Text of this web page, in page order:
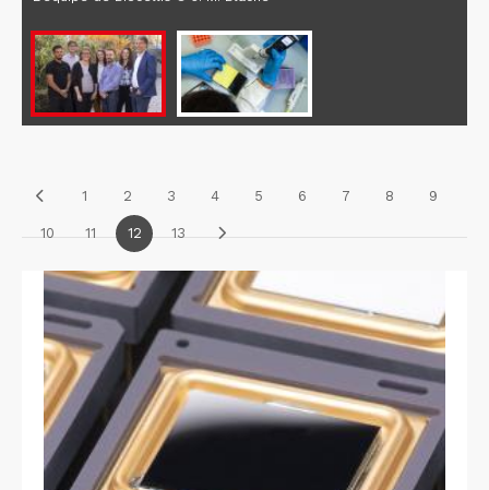
1 2 3 4 5 6 7 8 9
10 11 12 13